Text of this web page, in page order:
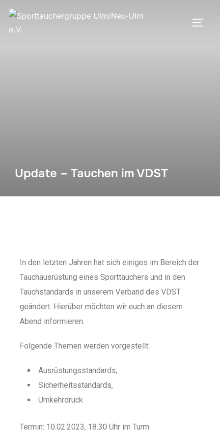
Update – Tauchen im VDST
In den letzten Jahren hat sich einiges im Bereich der
Tauchausrüstung eines Sporttauchers und in den
Tauchstandards in unserem Verband des VDST
geändert. Hierüber möchten wir euch an diesem
Abend informieren.
Folgende Themen werden vorgestellt:
Ausrüstungsstandards,
Sicherheitsstandards,
Umkehrdruck
Termin: 10.02.2023, 18.30 Uhr im Turm